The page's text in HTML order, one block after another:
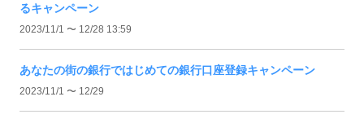
るキャンペーン
2023/11/1 〜 12/28 13:59
あなたの街の銀行ではじめての銀行口座登録キャンペーン
2023/11/1 〜 12/29